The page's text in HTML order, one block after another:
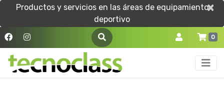
Productos y servicios en las áreas de equipamiento
deportivo
×
×
0